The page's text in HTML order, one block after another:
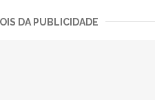
DA PUBLICIDADE